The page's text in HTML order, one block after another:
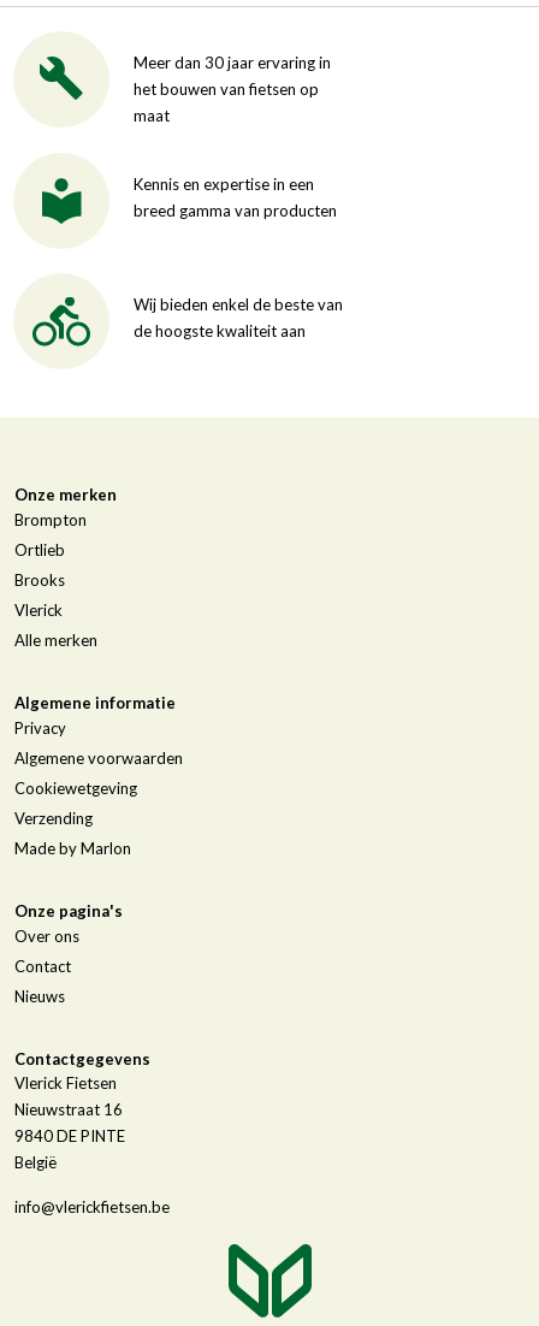
Meer dan 30 jaar ervaring in
het bouwen van fietsen op
maat
Kennis en expertise in een
breed gamma van producten
Wij bieden enkel de beste van
de hoogste kwaliteit aan
Onze merken
Brompton
Ortlieb
Brooks
Vlerick
Alle merken
Algemene informatie
Privacy
Algemene voorwaarden
Cookiewetgeving
Verzending
Made by Marlon
Onze pagina's
Over ons
Contact
Nieuws
Contactgegevens
Vlerick Fietsen
Nieuwstraat 16
9840DE PINTE
België
info@vlerickfietsen.be